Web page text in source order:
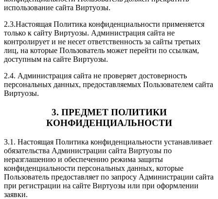
использование сайта Виртуозы.
2.3.Настоящая Политика конфиденциальности применяется
только к сайту Виртуозы. Администрация сайта не
контролирует и не несет ответственность за сайты третьих
лиц, на которые Пользователь может перейти по ссылкам,
доступным на сайте Виртуозы.
2.4. Администрация сайта не проверяет достоверность
персональных данных, предоставляемых Пользователем сайта
Виртуозы.
3. ПРЕДМЕТ ПОЛИТИКИ
КОНФИДЕНЦИАЛЬНОСТИ
3.1. Настоящая Политика конфиденциальности устанавливает
обязательства Администрации сайта Виртуозы по
неразглашению и обеспечению режима защиты
конфиденциальности персональных данных, которые
Пользователь предоставляет по запросу Администрации сайта
при регистрации на сайте Виртуозы или при оформлении
заявки.